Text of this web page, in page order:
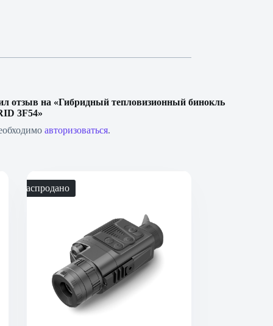
отзыв на «Гибридный тепловизионный бинокль
3F54»
авторизоваться.
Распродано